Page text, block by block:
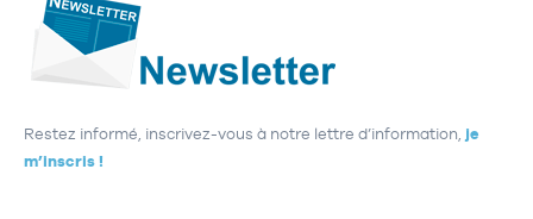
Restez informé, inscrivez-vous à notre lettre d’information, je
m’inscris !